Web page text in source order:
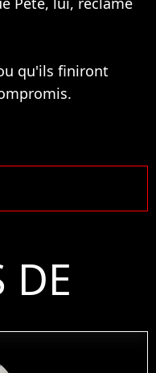
qu'ils finiront
DE